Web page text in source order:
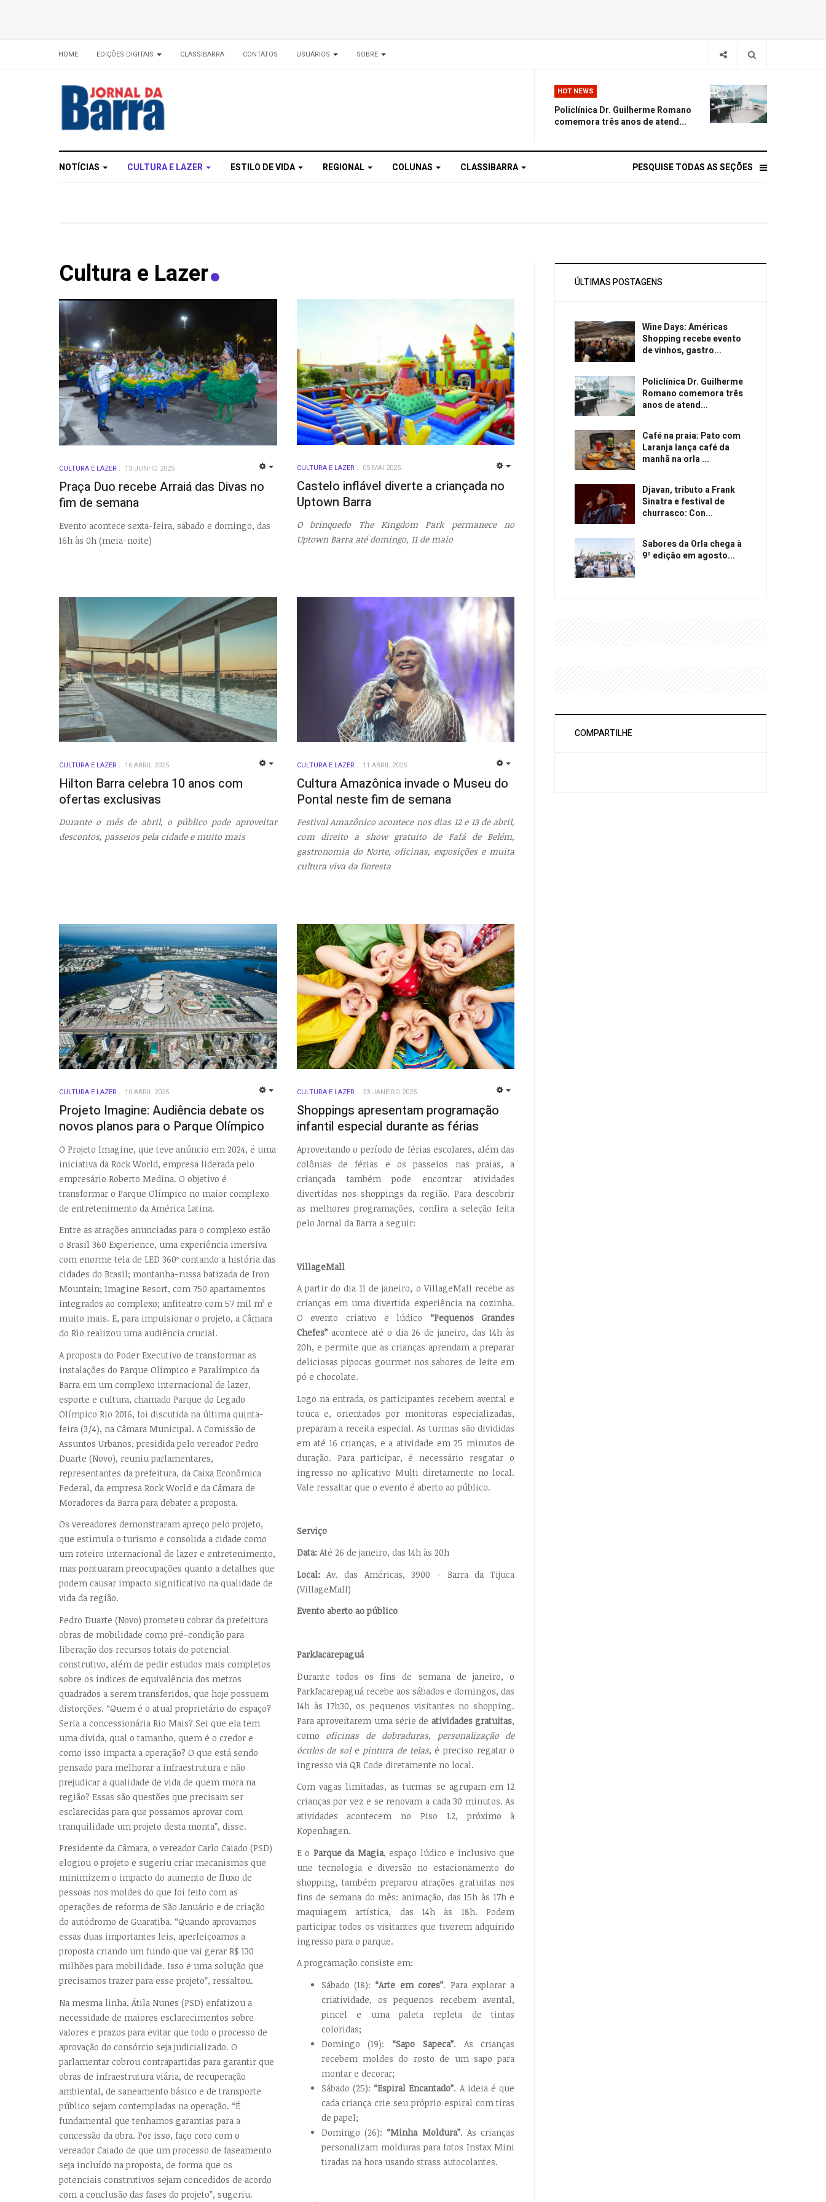
HOME EDIÇÕES DIGITAIS CLASSIBARRA CONTATOS USUÁRIOS SOBRE
HOT NEWS
Policlínica Dr. Guilherme Romano
comemora três anos de atend...
NOTÍCIAS CULTURA E LAZER ESTILO DE VIDA REGIONAL COLUNAS CLASSIBARRA PESQUISE TODAS AS SEÇÕES
Cultura e Lazer
CULTURA E LAZER 13 JUNHO 2025
Praça Duo recebe Arraiá das Divas no
fim de semana
Evento acontece sexta-feira, sábado e domingo, das
16h às 0h (meia-noite)
CULTURA E LAZER 05 MAI 2025
Castelo inflável diverte a criançada no
Uptown Barra
O brinquedo The Kingdom Park permanece no
Uptown Barra até domingo, 11 de maio
CULTURA E LAZER 16 ABRIL 2025
Hilton Barra celebra 10 anos com
ofertas exclusivas
Durante o mês de abril, o público pode aproveitar
descontos, passeios pela cidade e muito mais
CULTURA E LAZER 11 ABRIL 2025
Cultura Amazônica invade o Museu do
Pontal neste fim de semana
Festival Amazônico acontece nos dias 12 e 13 de abril,
com direito a show gratuito de Fafá de Belém,
gastronomia do Norte, oficinas, exposições e muita
cultura viva da floresta
CULTURA E LAZER 10 ABRIL 2025
Projeto Imagine: Audiência debate os
novos planos para o Parque Olímpico
O Projeto Imagine, que teve anúncio em 2024, é uma
iniciativa da Rock World, empresa liderada pelo
empresário Roberto Medina. O objetivo é
transformar o Parque Olímpico no maior complexo
de entretenimento da América Latina.
Entre as atrações anunciadas para o complexo estão
o Brasil 360 Experience, uma experiência imersiva
com enorme tela de LED 360º contando a história das
cidades do Brasil; montanha-russa batizada de Iron
Mountain; Imagine Resort, com 750 apartamentos
integrados ao complexo; anfiteatro com 57 mil m² e
muito mais. E, para impulsionar o projeto, a Câmara
do Rio realizou uma audiência crucial.
A proposta do Poder Executivo de transformar as
instalações do Parque Olímpico e Paralímpico da
Barra em um complexo internacional de lazer,
esporte e cultura, chamado Parque do Legado
Olímpico Rio 2016, foi discutida na última quinta-
feira (3/4), na Câmara Municipal. A Comissão de
Assuntos Urbanos, presidida pelo vereador Pedro
Duarte (Novo), reuniu parlamentares,
representantes da prefeitura, da Caixa Econômica
Federal, da empresa Rock World e da Câmara de
Moradores da Barra para debater a proposta.
Os vereadores demonstraram apreço pelo projeto,
que estimula o turismo e consolida a cidade como
um roteiro internacional de lazer e entretenimento,
mas pontuaram preocupações quanto a detalhes que
podem causar impacto significativo na qualidade de
vida da região.
Pedro Duarte (Novo) prometeu cobrar da prefeitura
obras de mobilidade como pré-condição para
liberação dos recursos totais do potencial
construtivo, além de pedir estudos mais completos
sobre os índices de equivalência dos metros
quadrados a serem transferidos, que hoje possuem
distorções. “Quem é o atual proprietário do espaço?
Seria a concessionária Rio Mais? Sei que ela tem
uma dívida, qual o tamanho, quem é o credor e
como isso impacta a operação? O que está sendo
pensado para melhorar a infraestrutura e não
prejudicar a qualidade de vida de quem mora na
região? Essas são questões que precisam ser
esclarecidas para que possamos aprovar com
tranquilidade um projeto desta monta”, disse.
Presidente da Câmara, o vereador Carlo Caiado (PSD)
elogiou o projeto e sugeriu criar mecanismos que
minimizem o impacto do aumento de fluxo de
pessoas nos moldes do que foi feito com as
operações de reforma de São Januário e de criação
do autódromo de Guaratiba. “Quando aprovamos
essas duas importantes leis, aperfeiçoamos a
proposta criando um fundo que vai gerar R$ 130
milhões para mobilidade. Isso é uma solução que
precisamos trazer para esse projeto”, ressaltou.
Na mesma linha, Átila Nunes (PSD) enfatizou a
necessidade de maiores esclarecimentos sobre
valores e prazos para evitar que todo o processo de
aprovação do consórcio seja judicializado. O
parlamentar cobrou contrapartidas para garantir que
obras de infraestrutura viária, de recuperação
ambiental, de saneamento básico e de transporte
público sejam contempladas na operação. “É
fundamental que tenhamos garantias para a
concessão da obra. Por isso, faço coro com o
vereador Caiado de que um processo de faseamento
seja incluído na proposta, de forma que os
potenciais construtivos sejam concedidos de acordo
com a conclusão das fases do projeto”, sugeriu.
CULTURA E LAZER 23 JANEIRO 2025
Shoppings apresentam programação
infantil especial durante as férias
Aproveitando o período de férias escolares, além das
colônias de férias e os passeios nas praias, a
criançada também pode encontrar atividades
divertidas nos shoppings da região. Para descobrir
as melhores programações, confira a seleção feita
pelo Jornal da Barra a seguir:
VillageMall
A partir do dia 11 de janeiro, o VillageMall recebe as
crianças em uma divertida experiência na cozinha.
O evento criativo e lúdico “Pequenos Grandes
Chefes”acontece até o dia 26 de janeiro, das 14h às
20h, e permite que as crianças aprendam a preparar
deliciosas pipocas gourmet nos sabores de leite em
pó e chocolate.
Logo na entrada, os participantes recebem avental e
touca e, orientados por monitoras especializadas,
preparam a receita especial. As turmas são divididas
em até 16 crianças, e a atividade em 25 minutos de
duração. Para participar, é necessário resgatar o
ingresso no aplicativo Multi diretamente no local.
Vale ressaltar que o evento é aberto ao público.
Serviço
Data:Até 26 de janeiro, das 14h às 20h
Local:Av. das Américas, 3900 - Barra da Tijuca
(VillageMall)
Evento aberto ao público
ParkJacarepaguá
Durante todos os fins de semana de janeiro, o
ParkJacarepaguá recebe aos sábados e domingos, das
14h às 17h30, os pequenos visitantes no shopping.
Para aproveitarem uma série de atividades gratuitas,
como oficinas de dobraduras, personalização de
óculos de sole pintura de telas, é preciso regatar o
ingresso via QR Code diretamente no local.
Com vagas limitadas, as turmas se agrupam em 12
crianças por vez e se renovam a cada 30 minutos. As
atividades acontecem no Piso L2, próximo à
Kopenhagen.
E o Parque da Magia, espaço lúdico e inclusivo que
une tecnologia e diversão no estacionamento do
shopping, também preparou atrações gratuitas nos
fins de semana do mês: animação, das 15h às 17h e
maquiagem artística, das 14h às 18h. Podem
participar todos os visitantes que tiverem adquirido
ingresso para o parque.
A programação consiste em:
Sábado (18): “Arte em cores”. Para explorar a
criatividade, os pequenos recebem avental,
pincel e uma paleta repleta de tintas
coloridas;
Domingo (19): “Sapo Sapeca”. As crianças
recebem moldes do rosto de um sapo para
montar e decorar;
Sábado (25): “Espiral Encantado”. A ideia é que
cada criança crie seu próprio espiral com tiras
de papel;
Domingo (26): “Minha Moldura”. As crianças
personalizam molduras para fotos Instax Mini
tiradas na hora usando strass autocolantes.
ÚLTIMAS POSTAGENS
Wine Days: Américas
Shopping recebe evento
de vinhos, gastro...
Policlínica Dr. Guilherme
Romano comemora três
anos de atend...
Café na praia: Pato com
Laranja lança café da
manhã na orla ...
Djavan, tributo a Frank
Sinatra e festival de
churrasco: Con...
Sabores da Orla chega à
9ª edição em agosto...
COMPARTILHE